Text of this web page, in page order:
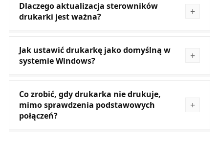
Dlaczego aktualizacja sterowników
drukarki jest ważna?
Jak ustawić drukarkę jako domyślną w
systemie Windows?
Co zrobić, gdy drukarka nie drukuje,
mimo sprawdzenia podstawowych
połączeń?